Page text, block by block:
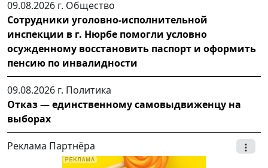
09.08.2026 г. Общество
Сотрудники уголовно-исполнительной
инспекции в г. Нюрбе помогли условно
осужденному восстановить паспорт и оформить
пенсию по инвалидности
09.08.2026 г. Политика
Отказ — единственному самовыдвиженцу на
выборах
Реклама Партнёра